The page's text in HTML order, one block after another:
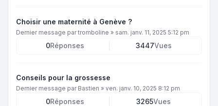
Choisir une maternité à Genève ?
Dernier message partromboline » sam. janv. 11, 2025 5:12 pm
0Réponses 3447Vues
Conseils pour la grossesse
Dernier message par Bastien » ven. janv. 10, 2025 8:12 pm
0Réponses 3265Vues